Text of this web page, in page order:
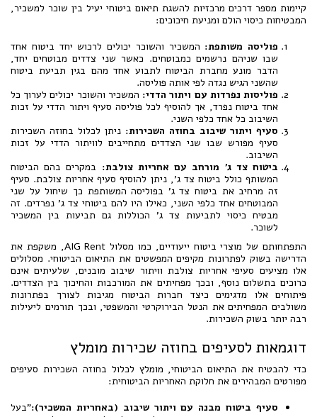
קיימות מספר דרכים מרכזיות להשגת תיאום ביטוחי יעיל בין שוכר למשכיר,
המבטיחות כיסוי הולם ומניעת חיכוכים:
פוליסה משותפת: המשכיר והשוכר יכולים לרכוש יחד ביטוח אחד
שבו שניהם נרשמים כמבוטחים. כאשר שני צדדים מבוטחים יחד,
הדבר מונע מחברת הביטוח לתבוע אחד מהם בגין תביעת ביטוח
שהשני הגיש נגדה לפי אותה פוליסה.
פוליסות נפרדות עם ויתור הדדי: המשכיר והשוכר יכולים לערוך כל
אחד ביטוח נפרד, אך להוסיף לכל פוליסה סעיף ויתור הדדי על זכות
השיבוב כל אחד כלפי השני.
סעיף ויתור שיבוב בחוזה השכירות: ניתן לכלול בחוזה השכירות
סעיף מפורש שבו שני הצדדים מתחייבים לוויתור הדדי על זכות
השיבוב.
ביטוח צד ג' מורחב עם אחריות צולבת: במקרים בהם הביטוח
המשותף כולל ביטוח צד ג', ניתן להוסיף סעיף אחריות צולבת. סעיף
זה מרחיב את ביטוח צד ג' בפוליסה המשותפת כך שיחול על שני
המבוטחים אחד כלפי השני, כאילו היו להם ביטוחי צד ג' נפרדים. זה
מבטיח כיסוי לתביעות צד ג' הכוללות גם תביעות בין המשכיר
לשוכר.
התפתחותם של מוצרי ביטוח ייעודיים, כמו מסלול AIG Rent, משקפת את
הדרישה בשוק לפתרונות מקיפים המפשטים את התיאום הביטוחי. מסלולים
אלו מציעים סעיפי אחריות צולבת וויתור שיבוב מובנים, שלעיתים אינם
כרוכים בתשלום נוסף, ובכך מפחיתים את המורכבות והחיכוך בין הצדדים.
פיתוחים אלו מדגימים כיצד חברות הביטוח מגיבות לצורך בפתרונות
משולבים המפחיתים את הנטל הבירוקרטי והמשפטי, ובכך תורמים ליעילות
רבה יותר בשוק השכירות.
דוגמאות לסעיפים בחוזה שכירות מומלץ
כדי להבטיח את התיאום הביטוחי, מומלץ לכלול בחוזה השכירות סעיפים
מפורטים המבהירים את חלוקת האחריות הביטוחית:
סעיף ביטוח מבנה עם ויתור שיבוב (באחריות המשכיר):"בעל